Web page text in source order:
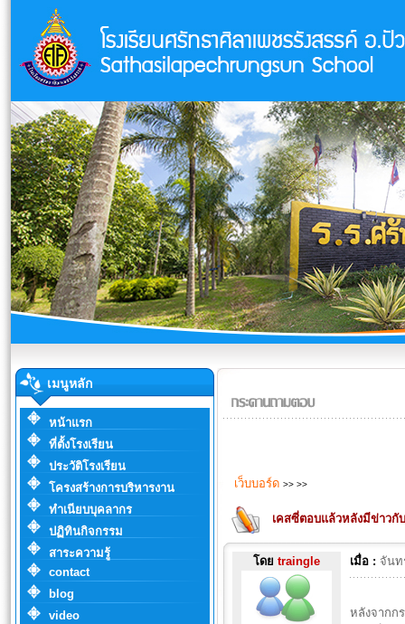
เมนูหลัก
หน้าแรก
ที่ตั้งโรงเรียน
ประวัติโรงเรียน
โครงสร้างการบริหารงาน
ทำเนียบบุคลากร
ปฏิทินกิจกรรม
สาระความรู้
contact
blog
video
เว็บบอร์ด >> >>
เคสซี่ตอบแล้วหลังมีข่าวกั
โดย traingle เมื่อ : จันท
หลังจากก